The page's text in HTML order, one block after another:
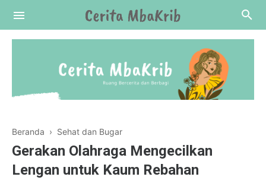
Beranda › Sehat dan Bugar
Gerakan Olahraga Mengecilkan
Lengan untuk Kaum Rebahan